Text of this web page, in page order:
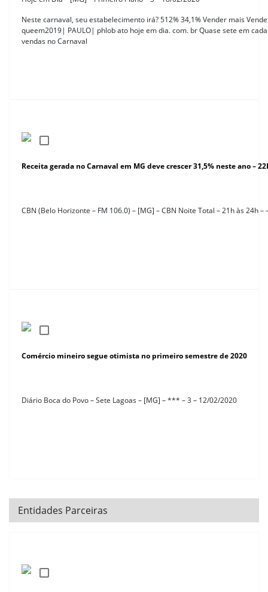
Neste carnaval, seu estabelecimento irá? 512% 34,1% Vender mais
queem2019| PAULO| phlob ato hoje em dia. com. br Quase sete em
vendas no Carnaval
Receita gerada no Carnaval em MG deve crescer 31,5% neste ano –
CBN (Belo Horizonte – FM 106.0) – [MG] – CBN Noite Total – 21h às 24h –
Comércio mineiro segue otimista no primeiro semestre de 2020
Diário Boca do Povo – Sete Lagoas – [MG] – *** – 3 – 12/02/2020
Entidades Parceiras